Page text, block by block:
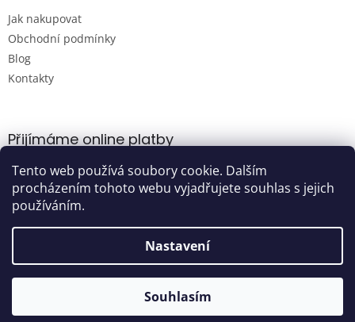
Tento web používá soubory cookie. Dalším
procházením tohoto webu vyjadřujete souhlas s jejich
používáním.
Nastavení
Souhlasím
Jak nakupovat
Obchodní podmínky
Blog
Kontakty
Přijímáme online platby
Vytvořil Shoptet
Damijashop.cz. Všechna práva vyhrazena.